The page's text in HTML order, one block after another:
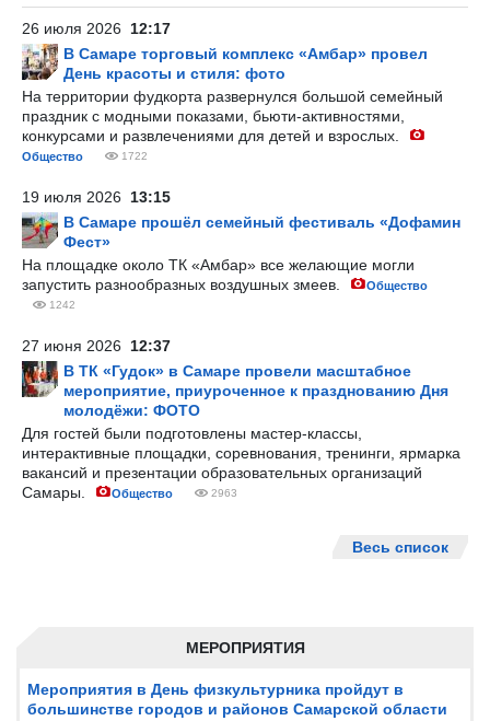
МЕРОПРИЯТИЯ
Мероприятия в День физкультурника пройдут в
большинстве городов и районов Самарской области
26 июля 2026 12:17
В Самаре торговый комплекс «Амбар» провел
День красоты и стиля: фото
На территории фудкорта развернулся большой семейный
праздник с модными показами, бьюти-активностями,
конкурсами и развлечениями для детей и взрослых.
Общество 1722
19 июля 2026 13:15
В Самаре прошёл семейный фестиваль «Дофамин
Фест»
На площадке около ТК «Амбар» все желающие могли
запустить разнообразных воздушных змеев.
Общество
1242
27 июня 2026 12:37
В ТК «Гудок» в Самаре провели масштабное
мероприятие, приуроченное к празднованию Дня
молодёжи: ФОТО
Для гостей были подготовлены мастер-классы,
интерактивные площадки, соревнования, тренинги, ярмарка
вакансий и презентации образовательных организаций
Самары.
Общество 2963
Весь список